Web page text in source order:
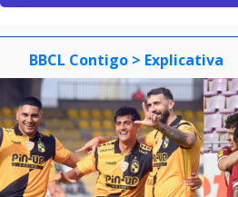
BBCL Contigo > Explicativa